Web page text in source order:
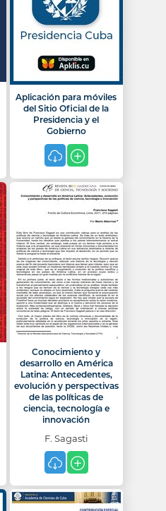
Aplicación para móviles
del Sitio Oficial de la
Presidencia y el
Gobierno
Conocimiento y
desarrollo en América
Latina: Antecedentes,
evolución y perspectivas
de las políticas de
ciencia, tecnología e
innovación
F. Sagasti